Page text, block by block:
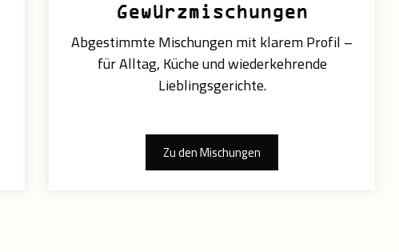
Gewürzmischungen
Abgestimmte Mischungen mit klarem Profil –
für Alltag, Küche und wiederkehrende
Lieblingsgerichte.
Zu den Mischungen